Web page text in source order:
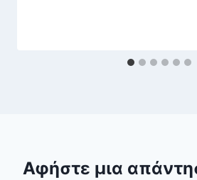
Αφήστε μια